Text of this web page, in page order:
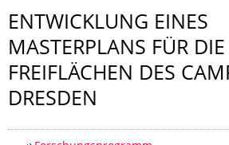
ENTWICKLUNG EINES
MASTERPLANS FÜR DIE
FREIFLÄCHEN DES
DRESDEN